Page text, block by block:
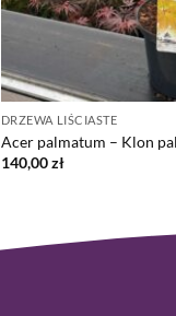
DRZEWA LIŚCIASTE
Acer palmatum – Klon
140,00zł